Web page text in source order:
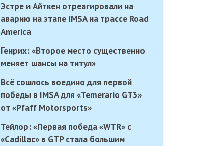
Эстре и Айткен отреагировали на
аварию на этапе IMSA на трассе Road
America
Генрих: «Второе место существенно
меняет шансы на титул»
Всё сошлось воедино для первой
победы в IMSA для «Temerario GT3»
от «Pfaff Motorsports»
Тейлор: «Первая победа «WTR» с
«Cadillac» в GTP стала большим